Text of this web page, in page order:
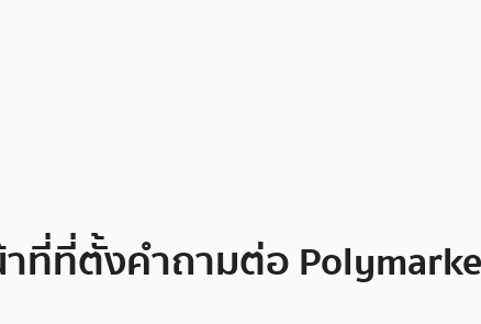
าที่ที่ตั้งคำถามต่อ